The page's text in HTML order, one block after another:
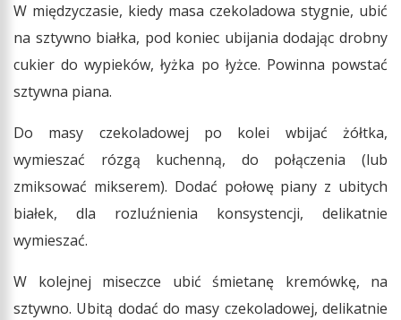
W międzyczasie, kiedy masa czekoladowa stygnie, ubić
na sztywno białka, pod koniec ubijania dodając drobny
cukier do wypieków, łyżka po łyżce. Powinna powstać
sztywna piana.
Do masy czekoladowej po kolei wbijać żółtka,
wymieszać rózgą kuchenną, do połączenia (lub
zmiksować mikserem). Dodać połowę piany z ubitych
białek, dla rozluźnienia konsystencji, delikatnie
wymieszać.
W kolejnej miseczce ubić śmietanę kremówkę, na
sztywno. Ubitą dodać do masy czekoladowej, delikatnie